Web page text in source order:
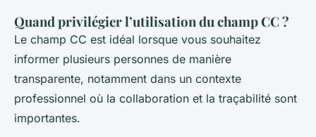
Quand privilégier l’utilisation du champ CC ?
Le champ CC est idéal lorsque vous souhaitez
informer plusieurs personnes de manière
transparente, notamment dans un contexte
professionnel où la collaboration et la traçabilité sont
importantes.